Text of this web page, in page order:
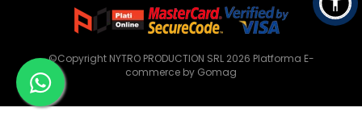
©Copyright NYTRO PRODUCTION SRL 2026 Platforma E-
commerce by Gomag